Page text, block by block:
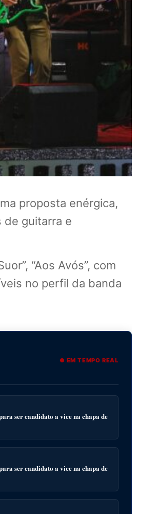
proposta enérgica,
de guitarra e
“Aos Avós”, com
no perfil da banda
● EM TEMPO REAL
ser candidato a vice na chapa de
ser candidato a vice na chapa de